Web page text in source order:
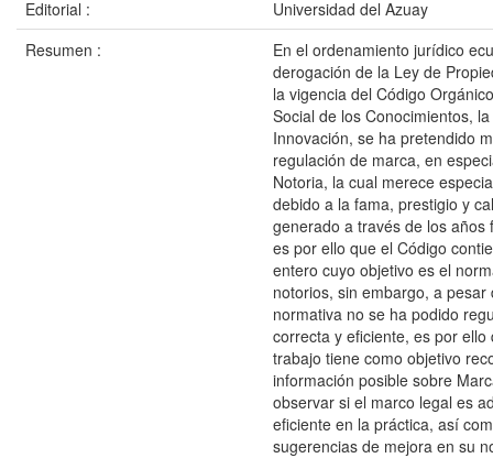
Editorial :
Universidad del Azuay
Resumen :
En el ordenamiento jurídico
derogación de la Ley de
la vigencia del Código
Social de los Conocimientos,
Innovación, se ha pretendido
regulación de marca, en
Notoria, la cual merece
debido a la fama, prestigio y
generado a través de los años
es por ello que el Código
entero cuyo objetivo es el
notorios, sin embargo, a pesar
normativa no se ha podido
correcta y eficiente, es por ello
trabajo tiene como objetivo
información posible sobre
observar si el marco legal es
eficiente en la práctica, así
sugerencias de mejora en su